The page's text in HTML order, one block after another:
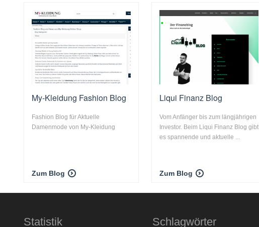
My-Kleidung Fashion Blog
Fashion Blog für Aktuelle
Damenmode von My-Kleidung
Zum Blog
Liqui Finanz Blog
Vom Anfänger bis zum längjährigen
Investor. Beim Liqui Finanz Blog gibt
es spannende und aktuelle ...
Zum Blog
Statistik Schlagwörter